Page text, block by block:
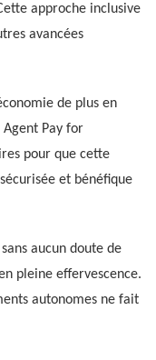
approche inclusive
avancées
de plus en
Pay for
pour que cette
et bénéfique
aucun doute de
pleine effervescence.
autonomes ne fait